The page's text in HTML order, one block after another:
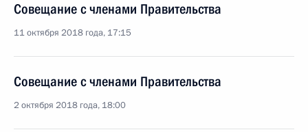
Совещание с членами Правительства
11 октября 2018 года, 17:15
Совещание с членами Правительства
2 октября 2018 года, 18:00